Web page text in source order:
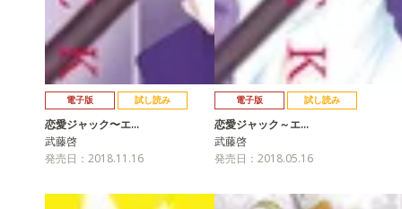
電子版 試し読み
恋愛ジャック〜エ…
武藤啓
発売日：2018.11.16
電子版 試し読み
恋愛ジャック～エ…
武藤啓
発売日：2018.05.16